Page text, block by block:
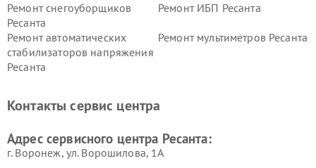
Ремонт снегоуборщиков
Ресанта
Ремонт ИБП Ресанта
Ремонт автоматических
стабилизаторов напряжения
Ресанта
Ремонт мультиметров Ресанта
Контакты сервис центра
Адрес сервисного центра Ресанта:
г. Воронеж, ул. Ворошилова, 1А